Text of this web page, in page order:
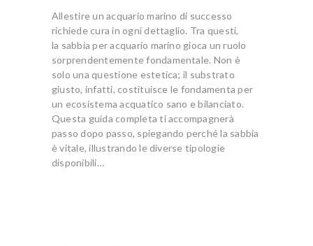
Allestire un acquario marino di successo
richiede cura in ogni dettaglio. Tra questi,
la sabbia per acquario marino gioca un ruolo
sorprendentemente fondamentale. Non è
solo una questione estetica; il substrato
giusto, infatti, costituisce le fondamenta per
un ecosistema acquatico sano e bilanciato.
Questa guida completa ti accompagnerà
passo dopo passo, spiegando perché la sabbia
è vitale, illustrando le diverse tipologie
disponibili…